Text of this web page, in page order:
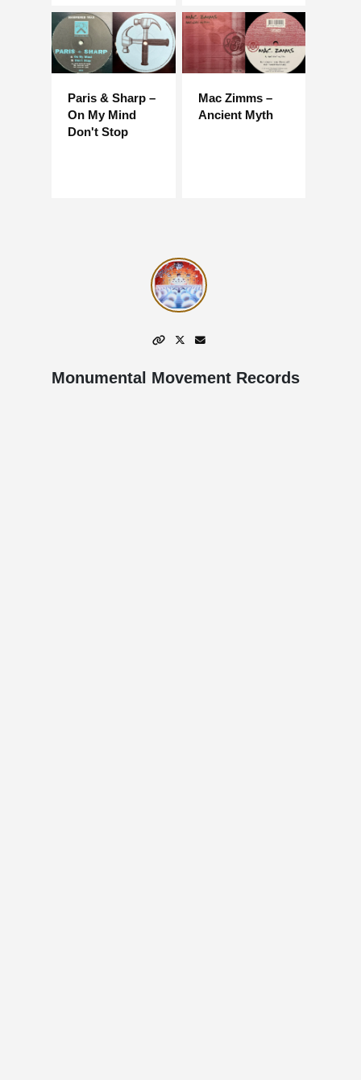
Paris & Sharp –
On My Mind
Don't Stop
Mac Zimms –
Ancient Myth
Monumental Movement Records